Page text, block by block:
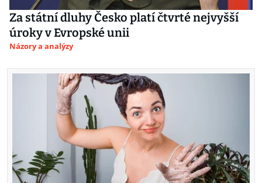
Za státní dluhy Česko platí čtvrté nejvyšší
úroky v Evropské unii
Názory a analýzy